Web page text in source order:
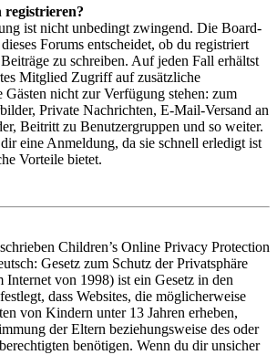
registrieren?
ist nicht unbedingt zwingend. Die Board-
Forums entscheidet, ob du registriert
zu schreiben. Auf jeden Fall erhältst
Mitglied Zugriff auf zusätzliche
Gästen nicht zur Verfügung stehen: zum
Private Nachrichten, E-Mail-Versand an
Beitritt zu Benutzergruppen und so weiter.
eine Anmeldung, da sie schnell erledigt ist
Vorteile bietet.
Children’s Online Privacy Protection
Gesetz zum Schutz der Privatsphäre
von 1998) ist ein Gesetz in den
dass Websites, die möglicherweise
von Kindern unter 13 Jahren erheben,
der Eltern beziehungsweise des oder
benötigen. Wenn du dir unsicher